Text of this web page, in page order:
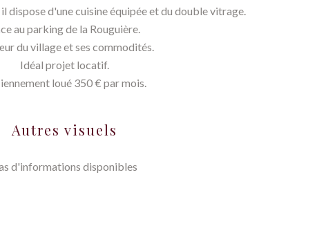
dispose d'une cuisine équipée et du double vitrage.
au parking de la Rouguière.
du village et ses commodités.
Idéal projet locatif.
loué 350 € par mois.
Autres visuels
d'informations disponibles